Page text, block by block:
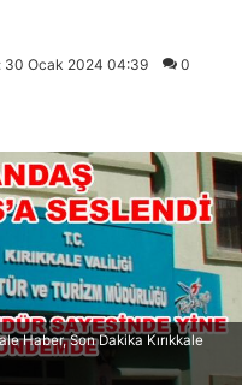
30 Ocak 2024 04:39 0
Haber, Son Dakika Kırıkkale